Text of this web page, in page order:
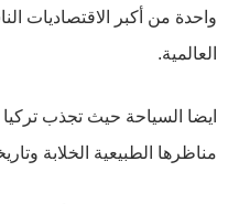
واحدة من أكبر الاقتصاديات
العالمية.
ايضا السياحة حيث تجذب
مناظرها الطبيعية الخلابة